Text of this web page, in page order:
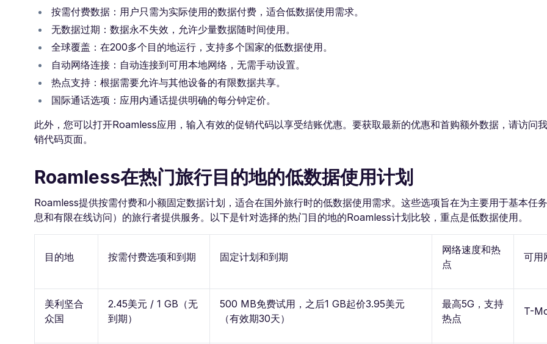
按需付费数据：用户只需为实际使用的数据付费，适合低数据使用需求。
无数据过期：数据永不失效，允许少量数据随时间使用。
全球覆盖：在200多个目的地运行，支持多个国家的低数据使用。
自动网络连接：自动连接到可用本地网络，无需手动设置。
热点支持：根据需要允许与其他设备的有限数据共享。
国际通话选项：应用内通话提供明确的每分钟定价。
此外，您可以打开Roamless应用，输入有效的促销代码以享受结账优惠。要获取最新的优惠和首购额外数据，请访问
销代码页面。
Roamless在热门旅行目的地的低数据使用计划
Roamless提供按需付费和小额固定数据计划，适合在国外旅行时的低数据使用需求。这些选项旨在为主要用于基本任
息和有限在线访问）的旅行者提供服务。以下是针对选择的热门目的地的Roamless计划比较，重点是低数据使用。
目的地 按需付费选项和到期 固定计划和到期
网络速度和热
点
可用
美利坚合
众国
2.45美元 / 1 GB（无
到期）
500 MB免费试用，之后1 GB起价3.95美元
（有效期30天）
最高5G，支持
热点
T-